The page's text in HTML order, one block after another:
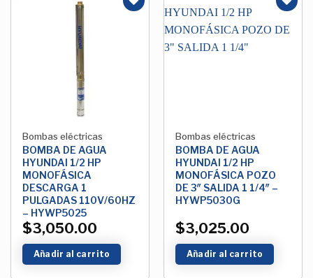
Bombas eléctricas
BOMBA DE AGUA
HYUNDAI 1/2 HP
MONOFÁSICA
DESCARGA 1
PULGADAS 110V/60HZ
– HYWP5025
$3,050.00
Añadir al carrito
Añadir
Bombas eléctricas
BOMBA DE AGUA
HYUNDAI 1/2 HP
MONOFÁSICA POZO
DE 3″ SALIDA 1 1/4″ –
HYWP5030G
$3,025.00
Añadir al carrito